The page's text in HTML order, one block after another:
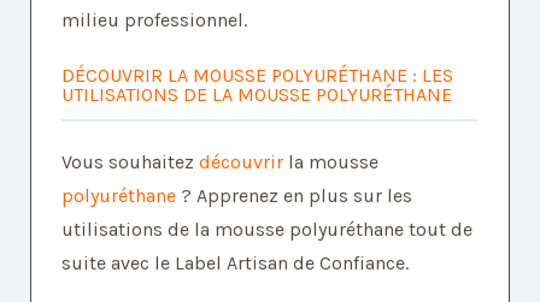
milieu professionnel.
DÉCOUVRIR LA MOUSSE POLYURÉTHANE : LES
UTILISATIONS DE LA MOUSSE POLYURÉTHANE
Vous souhaitez découvrir la mousse
polyuréthane ? Apprenez en plus sur les
utilisations de la mousse polyuréthane tout de
suite avec le Label Artisan de Confiance.